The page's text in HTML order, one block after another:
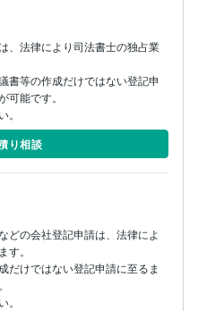
、法律により司法書士の独占業
書等の作成だけではない登記申
能です。
り相談
どの会社登記申請は、法律によ
。
だけではない登記申請に至るま